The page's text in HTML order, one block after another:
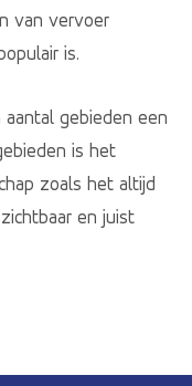
van vervoer
is.
gebieden een
is het
zoals het altijd
en juist